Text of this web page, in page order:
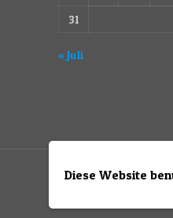
Diese Website
31
« Juli
© 2025 Kallis-